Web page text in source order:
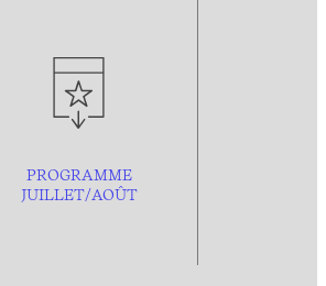
PROGRAMME
JUILLET/AOÛT